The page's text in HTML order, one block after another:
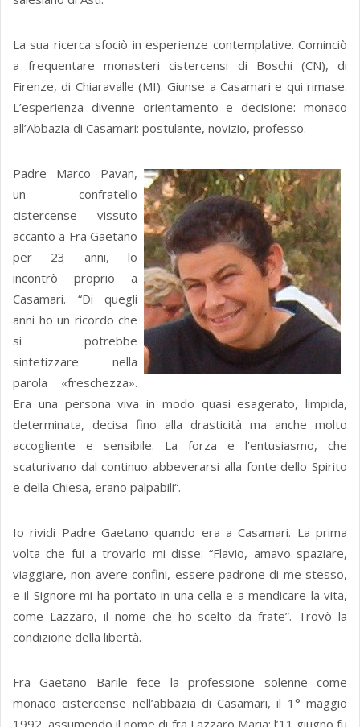
La sua ricerca sfociò in esperienze contemplative. Cominciò
a frequentare monasteri cistercensi di Boschi (CN), di
Firenze, di Chiaravalle (MI). Giunse a Casamari e qui rimase.
L’esperienza divenne orientamento e decisione: monaco
all’Abbazia di Casamari: postulante, novizio, professo.
Padre Marco Pavan,
un confratello
cistercense vissuto
accanto a Fra Gaetano
per 23 anni, lo
incontrò proprio a
Casamari. “Di quegli
anni ho un ricordo che
si potrebbe
sintetizzare nella
parola «freschezza».
Era una persona viva in modo quasi esagerato, limpida,
determinata, decisa fino alla drasticità ma anche molto
accogliente e sensibile. La forza e l'entusiasmo, che
scaturivano dal continuo abbeverarsi alla fonte dello Spirito
e della Chiesa, erano palpabili“.
Io rividi Padre Gaetano quando era a Casamari. La prima
volta che fui a trovarlo mi disse: “Flavio, amavo spaziare,
viaggiare, non avere confini, essere padrone di me stesso,
e il Signore mi ha portato in una cella e a mendicare la vita,
come Lazzaro, il nome che ho scelto da frate”. Trovò la
condizione della libertà.
Fra Gaetano Barile fece la professione solenne come
monaco cistercense nell’abbazia di Casamari, il 1° maggio